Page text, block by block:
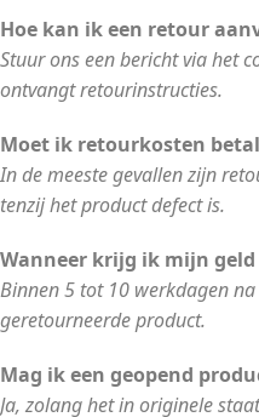
Hoe kan ik een retour
Stuur ons een bericht via het
ontvangt retourinstructies.
Moet ik retourkosten
In de meeste gevallen zijn
tenzij het product defect is.
Wanneer krijg ik mijn
Binnen 5 tot 10 werkdagen
geretourneerde product.
Mag ik een geopend
Ja, zolang het in originele